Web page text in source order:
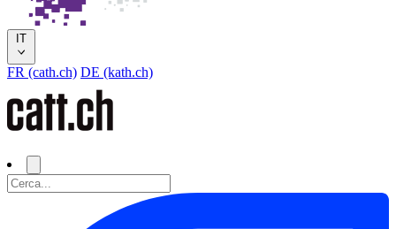
IT
FR (cath.ch) DE (kath.ch)